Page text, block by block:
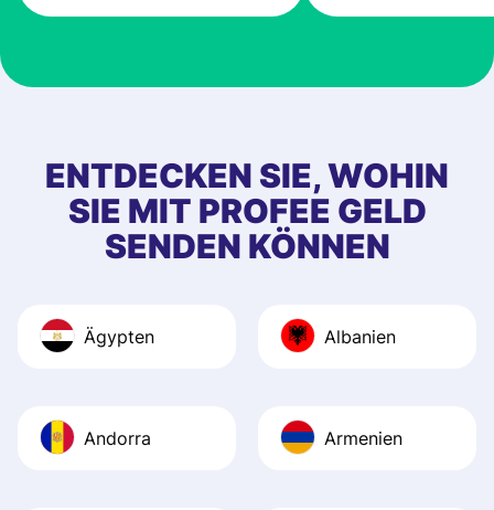
ENTDECKEN SIE, WOHIN
SIE MIT PROFEE GELD
SENDEN KÖNNEN
Ägypten Albanien
Andorra Armenien